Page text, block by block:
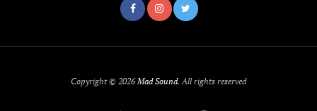
Copyright © 2026Mad Sound. All rights reserved